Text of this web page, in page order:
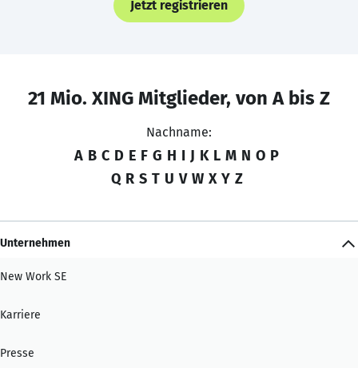
Jetzt registrieren
21 Mio. XING Mitglieder, von A bis Z
Nachname:
A B C D E F G H I J K L M N O P
Q R S T U V W X Y Z
Unternehmen
New Work SE
Karriere
Presse